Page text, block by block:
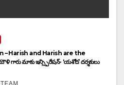
– Harish and Harish are the
గారు మాకు ఇన్స్పిరేషన్- ‘యశోద’ దర్శకులు